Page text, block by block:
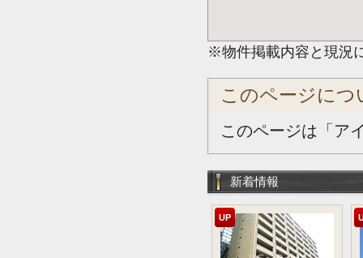
※物件掲載内容と現況
このページにつ
このページは「ア
新着情報
UP